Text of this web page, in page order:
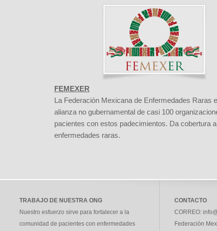
FEMEXER
La Federación Mexicana de Enfermedades Raras
alianza no gubernamental de casi 100
pacientes con estos padecimientos. Da cobertura
enfermedades raras.
TRABAJO DE NUESTRA ONG
Nuestro esfuerzo sirve para fortalecer a la
comunidad de pacientes con enfermedades
CONTACTO
CORREO:
Federación